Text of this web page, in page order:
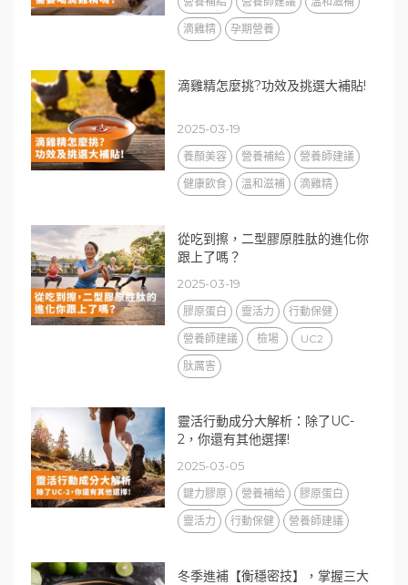
滴雞精
孕期營養
滴雞精怎麼挑?功效及挑選大補貼!
2025-03-19
養顏美容 營養補給
營養師建議
健康飲食
溫和滋補 滴雞精
從吃到擦，二型膠原胜肽的進化你
跟上了嗎？
2025-03-19
膠原蛋白 靈活力
行動保健
營養師建議
檢場
UC2
肽厲害
靈活行動成分大解析：除了UC-
2，你還有其他選擇!
2025-03-05
鍵力膠原 營養補給
膠原蛋白
靈活力
行動保健 營養師建議
冬季進補【衡穩密技】，掌握三大